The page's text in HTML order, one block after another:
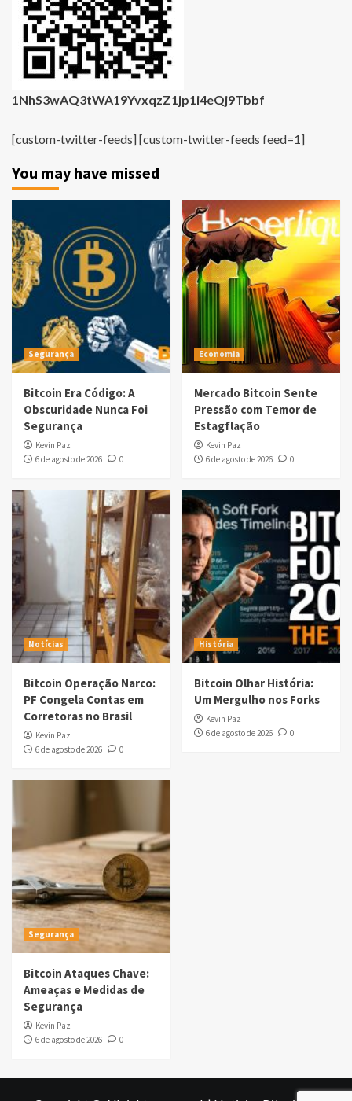
1NhS3wAQ3tWA19YvxqzZ1jp1i4eQj9Tbbf
[custom-twitter-feeds] [custom-twitter-feeds feed=1]
You may have missed
Segurança
Bitcoin Era Código: A
Obscuridade Nunca Foi
Segurança
Kevin Paz
6 de agosto de 2026
0
Economia
Mercado Bitcoin Sente
Pressão com Temor de
Estagflação
Kevin Paz
6 de agosto de 2026
0
Notícias
Bitcoin Operação Narco:
PF Congela Contas em
Corretoras no Brasil
Kevin Paz
6 de agosto de 2026
0
História
Bitcoin Olhar História:
Um Mergulho nos Forks
Kevin Paz
6 de agosto de 2026
0
Segurança
Bitcoin Ataques Chave:
Ameaças e Medidas de
Segurança
Kevin Paz
6 de agosto de 2026
0